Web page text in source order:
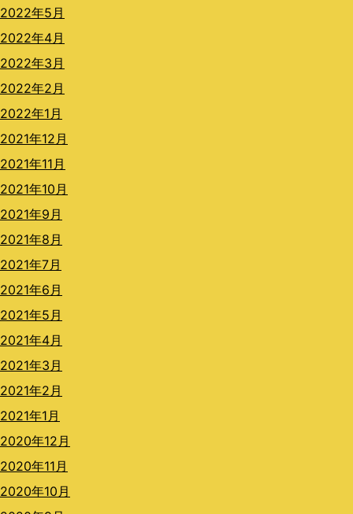
2022年5月
2022年4月
2022年3月
2022年2月
2022年1月
2021年12月
2021年11月
2021年10月
2021年9月
2021年8月
2021年7月
2021年6月
2021年5月
2021年4月
2021年3月
2021年2月
2021年1月
2020年12月
2020年11月
2020年10月